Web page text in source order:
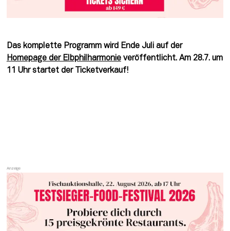
Das komplette Programm wird Ende Juli auf der
Homepage der Elbphilharmonie veröffentlicht. Am 28.7. um
11 Uhr startet der Ticketverkauf!